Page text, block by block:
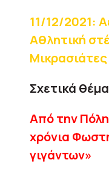
11/12/2021:
Αθλητική
Σχετικά
Aπό την
χρόνια
γιγάντων»